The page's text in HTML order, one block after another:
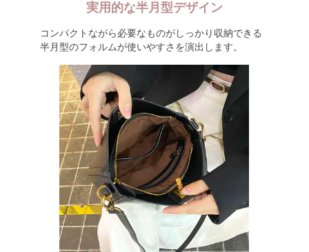
実用的な半月型デザイン
コンパクトながら必要なものがしっかり収納できる
半月型のフォルムが使いやすさを演出します。